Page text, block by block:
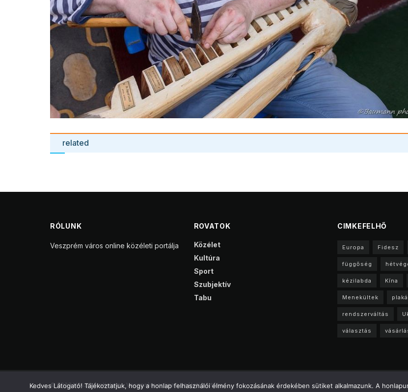
related
RÓLUNK
Veszprém város online közéleti portálja
ROVATOK
Közélet
Kultúra
Sport
Szubjektív
Tabu
CIMKEFELHŐ
Europa Fidesz
függőség
kézilabda Kína
Menekültek
rendszerváltás
választás
© 2023 VeszprémKukac - Veszprém online közéleti portálja
Kedves Látogató! Tájékoztatjuk, hogy a honlap felhasználói élmény fokozásának érdekében sütiket alkalmazunk. A